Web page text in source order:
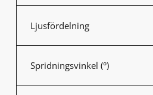
Ljusfördelning
Spridningsvinkel (°)